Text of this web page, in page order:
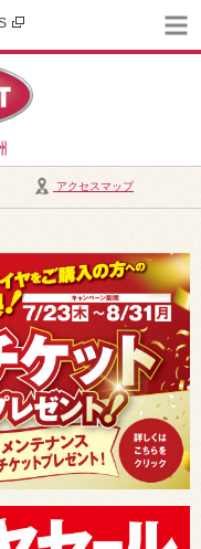
アクセスマップ
、5日(水)、12日(水)、19日(水)、24